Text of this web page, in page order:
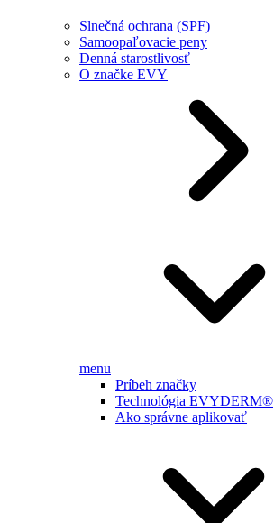
Slnečná ochrana (SPF)
Samoopaľovacie peny
Denná starostlivosť
O značke EVY
menu
Príbeh značky
Technológia EVYDERM®
Ako správne aplikovať